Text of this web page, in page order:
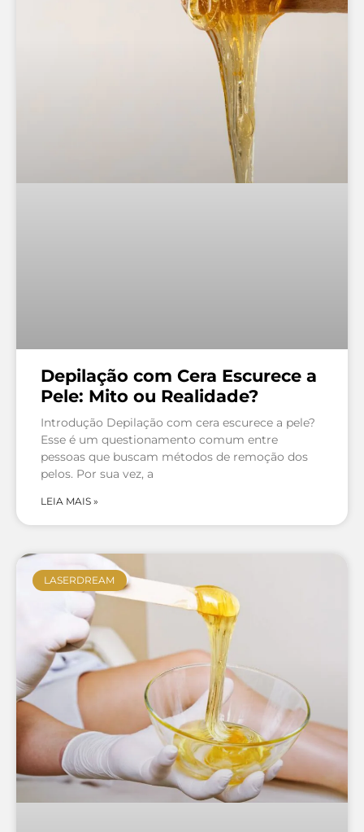
Depilação com Cera Escurece a
Pele: Mito ou Realidade?
Introdução Depilação com cera escurece a pele?
Esse é um questionamento comum entre
pessoas que buscam métodos de remoção dos
pelos. Por sua vez, a
LEIA MAIS »
LASERDREAM